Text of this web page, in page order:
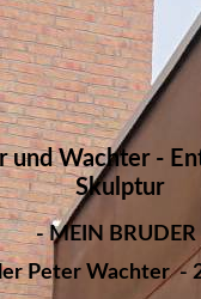
und Wachter -
Skulptur
- MEIN BRUDER
Peter Wachter -